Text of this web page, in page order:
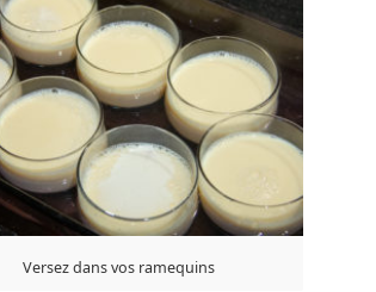
Versez dans vos ramequins